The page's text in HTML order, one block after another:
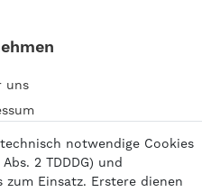
uns
notwendige Cookies
2 TDDDG) und
Einsatz. Erstere dienen